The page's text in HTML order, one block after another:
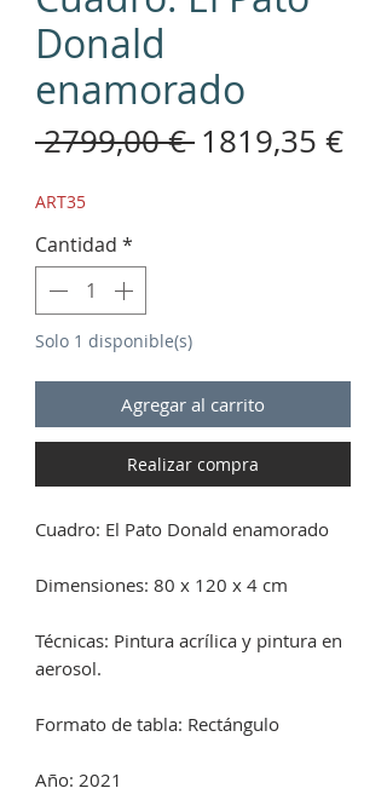
Donald
enamorado
2799,00 € Precio
1819,35 €
ART35
Cantidad *
Solo 1 disponible(s)
Agregar al carrito
Realizar compra
Cuadro: El Pato Donald enamorado
Dimensiones: 80 x 120 x 4 cm
Técnicas: Pintura acrílica y pintura en
aerosol.
Formato de tabla: Rectángulo
Año: 2021